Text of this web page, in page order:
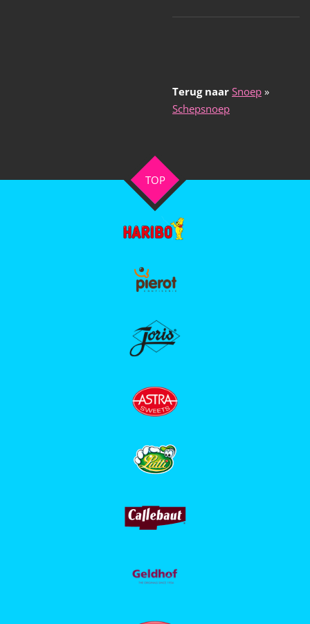
Terug naar Snoep »
Schepsnoep
TOP